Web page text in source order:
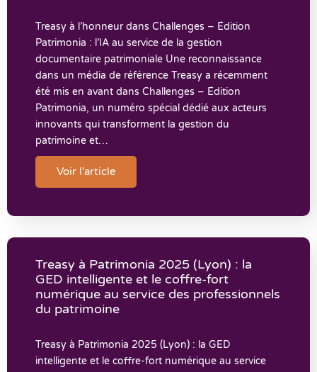
Treasy à l’honneur dans Challenges – Édition
Patrimonia : l’IA au service de la gestion
documentaire patrimoniale Une reconnaissance
dans un média de référence Treasy a récemment
été mis en avant dans Challenges – Édition
Patrimonia, un numéro spécial dédié aux acteurs
innovants qui transforment la gestion du
patrimoine et…
Voir l'article
Treasy à Patrimonia 2025 (Lyon) : la
GED intelligente et le coffre-fort
numérique au service des professionnels
du patrimoine
Treasy à Patrimonia 2025 (Lyon) : la GED
intelligente et le coffre-fort numérique au service